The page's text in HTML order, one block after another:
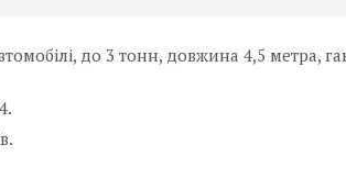
до 3 тонн, довжина 4,5 метра,